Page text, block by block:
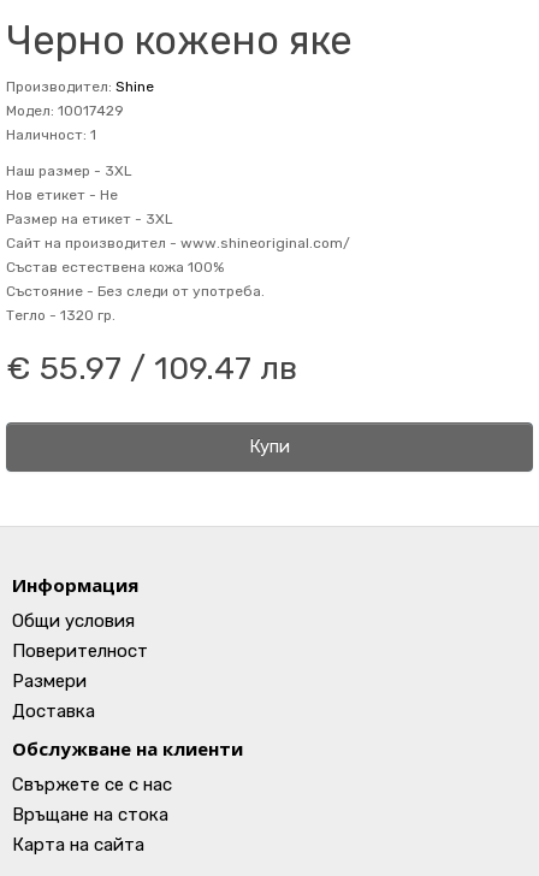
Черно кожено яке
Производител: Shine
Модел: 10017429
Наличност: 1
Наш размер - 3XL
Нов етикет - Не
Размер на етикет - 3XL
Сайт на производител - www.shineoriginal.com/
Състав естествена кожа 100%
Състояние - Без следи от употреба.
Тегло - 1320 гр.
€ 55.97 / 109.47 лв
Купи
Информация
Общи условия
Поверителност
Размери
Доставка
Обслужване на клиенти
Свържете се с нас
Връщане на стока
Карта на сайта